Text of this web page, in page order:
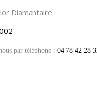
Diamantaire :
par téléphone : 04 78 42 28